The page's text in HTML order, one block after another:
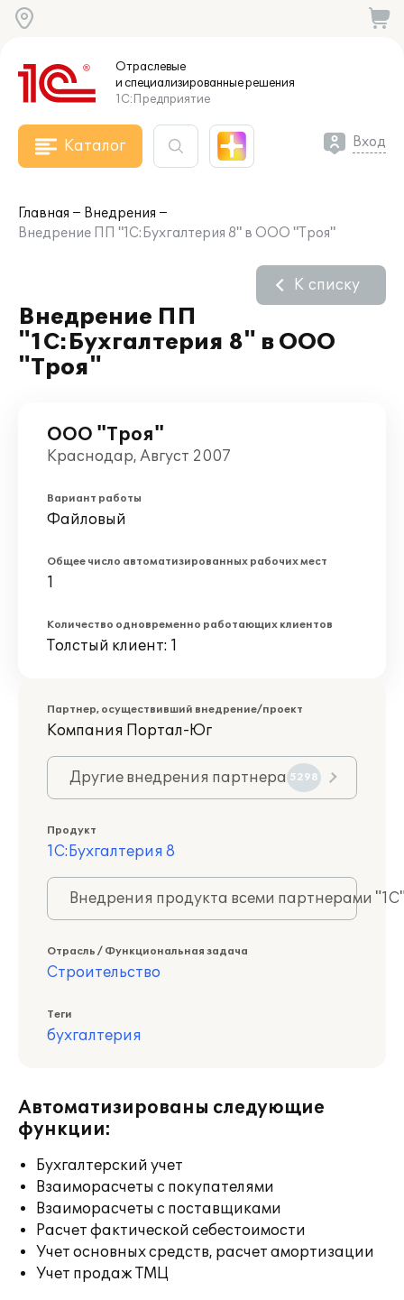
Отраслевые
и специализированныерешения
1С:Предприятие
Каталог Вход
Главная
Внедрения
Внедрение ПП "1С:Бухгалтерия 8" в ООО "Троя"
Внедрение ПП
"1С:Бухгалтерия 8" в ООО
"Троя"
К списку
ООО "Троя"
Краснодар, Август 2007
Вариант работы
Файловый
Общее число автоматизированных рабочих мест
1
Количество одновременно работающих клиентов
Толстый клиент: 1
Партнер, осуществивший внедрение/проект
Компания Портал-Юг
Другие внедрения партнера 5298
Продукт
1С:Бухгалтерия 8
Внедрения продукта всеми партнерами
Отрасль / Функциональная задача
Строительство
Теги
бухгалтерия
Автоматизированы следующие
функции:
Бухгалтерский учет
Взаиморасчеты с покупателями
Взаиморасчеты с поставщиками
Расчет фактической себестоимости
Учет основных средств, расчет амортизации
Учет продаж ТМЦ